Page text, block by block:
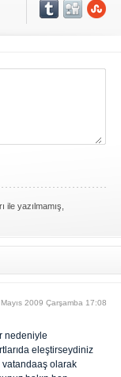
yazılmamış,
2009 Çarşamba 17:08
nedeniyle
eleştirseydiniz
vatandaaş olarak